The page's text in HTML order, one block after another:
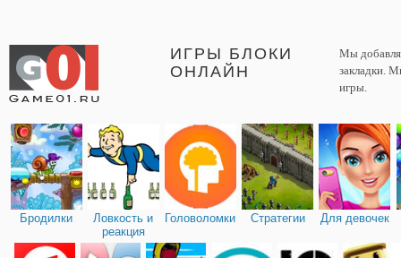
ИГРЫ БЛОКИ
ОНЛАЙН
Мы
закладки.
игры.
Бродилки
Ловкость и
реакция
Головоломки Стратегии Для девочек